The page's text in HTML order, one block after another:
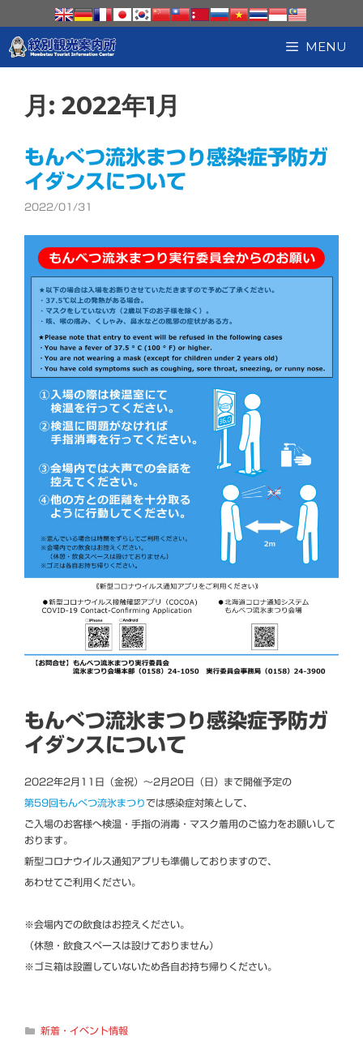
ン
テ
ン
MENU
月: 2022年1月
もんべつ流氷まつり感染症予防ガ
イダンスについて
2022/01/31
もんべつ流氷まつり感染症予防ガ
イダンスについて
2022年2月11日（金祝）～2月20日（日）まで開催予定の
第59回もんべつ流氷まつりでは感染症対策として、
ご入場のお客様へ検温・手指の消毒・マスク着用のご協力をお願いして
おります。
新型コロナウイルス通知アプリも準備しておりますので、
あわせてご利用ください。
※会場内での飲食はお控えください。
（休憩・飲食スペースは設けておりません）
※ゴミ箱は設置していないため各自お持ち帰りください。
カ
新着・イベント情報